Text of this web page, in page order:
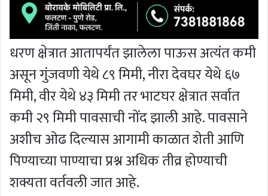
धरण क्षेत्रात आतापर्यंत झालेला पाऊस अत्यंत कमी
असून गुंजवणी येथे ८९ मिमी, नीरा देवघर येथे ६७
मिमी, वीर येथे ४३ मिमी तर भाटघर क्षेत्रात सर्वात
कमी २९ मिमी पावसाची नोंद झाली आहे. पावसाने
अशीच ओढ दिल्यास आगामी काळात शेती आणि
पिण्याच्या पाण्याचा प्रश्न अधिक तीव्र होण्याची
शक्यता वर्तवली जात आहे.